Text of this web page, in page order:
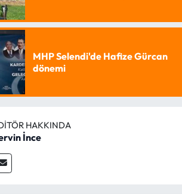
MHP Selendi'de Hafize Gürcan
dönemi
HAKKINDA
İnce